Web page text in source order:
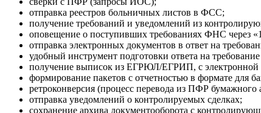
отправка реестров больничных листов в ФСС;
получение требований и уведомлений из
оповещение о поступивших требованиях ФНС через
отправка электронных документов в ответ на
удобный инструмент подготовки ответа на
получение выписок из ЕГРЮЛ/ЕГРИП, с
формирование пакетов с отчетностью в формате для
ретроконверсия (процесс перевода из ПФР бумажного
отправка уведомлений о контролируемых сделках;
сохранение архива документооборота с